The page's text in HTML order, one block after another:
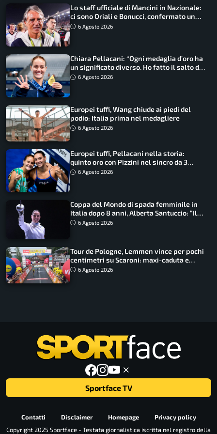
Lo staff ufficiale di Mancini in Nazionale:
ci sono Oriali e Bonucci, confermato un
ritorno
6 Agosto 2026
Chiara Pellacani: “Ogni medaglia d’oro ha
un significato diverso. Ho fatto il salto di
qualità”
6 Agosto 2026
Europei tuffi, Wang chiude ai piedi del
podio: Italia prima nel medagliere
6 Agosto 2026
Europei tuffi, Pellacani nella storia:
quinto oro con Pizzini nel sincro da 3
metri
6 Agosto 2026
Coppa del Mondo di spada femminile in
Italia dopo 8 anni, Alberta Santuccio: “Il
lavoro dà sempre i suoi frutti”
6 Agosto 2026
Tour de Pologne, Lemmen vince per pochi
centimetri su Scaroni: maxi-caduta e
tappa accorciata
6 Agosto 2026
Sportface TV
Contatti Disclaimer Homepage
Privacy policy
Copyright 2025 Sportface - Testata giornalistica iscritta nel registro della